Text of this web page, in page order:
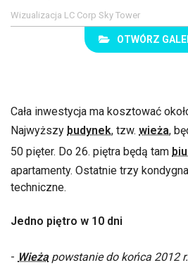
Wizualizacja LC Corp Sky Tower
OTWÓRZ
Cała inwestycja ma kosztować
Najwyższy budynek, tzw. wieża,
50 pięter. Do 26. piętra będą tam
apartamenty. Ostatnie trzy
techniczne.
Jedno piętro w 10 dni
- Wieżapowstanie do końca 2012